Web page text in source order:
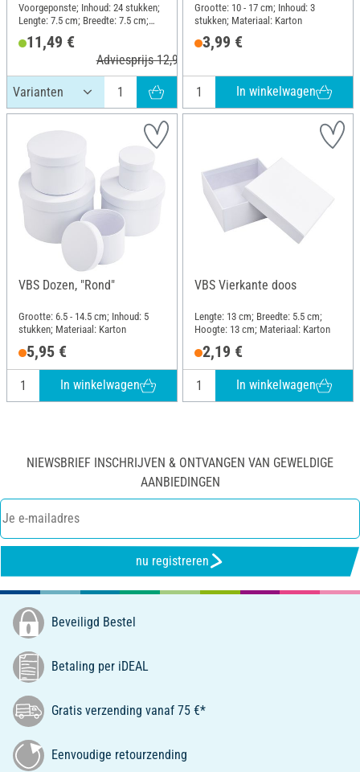
Voorgeponste; Inhoud: 24 stukken;
Lengte: 7.5 cm; Breedte: 7.5 cm;
11,49 €
Adviesprijs 12,99 €
Grootte: 10 - 17 cm; Inhoud: 3
stukken; Materiaal: Karton
3,99 €
In winkelwagen
VBS Dozen, "Rond"
Grootte: 6.5 - 14.5 cm; Inhoud: 5
stukken; Materiaal: Karton
5,95 €
In winkelwagen
VBS Vierkante doos
Lengte: 13 cm; Breedte: 5.5 cm;
Hoogte: 13 cm; Materiaal: Karton
2,19 €
In winkelwagen
NIEWSBRIEF INSCHRIJVEN & ONTVANGEN VAN GEWELDIGE
AANBIEDINGEN
nu registreren
Beveiligd Bestel
Betaling per iDEAL
Gratis verzending vanaf 75 €*
Eenvoudige retourzending